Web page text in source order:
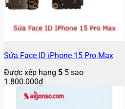
Sửa Face ID iPhone 15 Pro Max
Được xếp hạng 5 5 sao
1.800.000₫